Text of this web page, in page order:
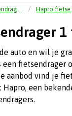
Fietsendragers
1
auto en wil je
een fietsendrager
aanbod vind je
een